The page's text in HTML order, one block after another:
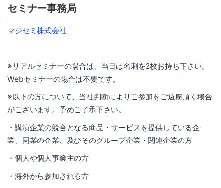
セミナー事務局
マジセミ株式会社
※リアルセミナーの場合は、当日は名刺を2枚お持ち下さい。
Webセミナーの場合は不要です。
※以下の方について、当社判断によりご参加をご遠慮頂く場合
がございます。予めご了承下さい。
・講演企業の競合となる商品・サービスを提供している企
業、同業の企業、及びそのグループ企業・関連企業の方
・個人や個人事業主の方
・海外から参加される方